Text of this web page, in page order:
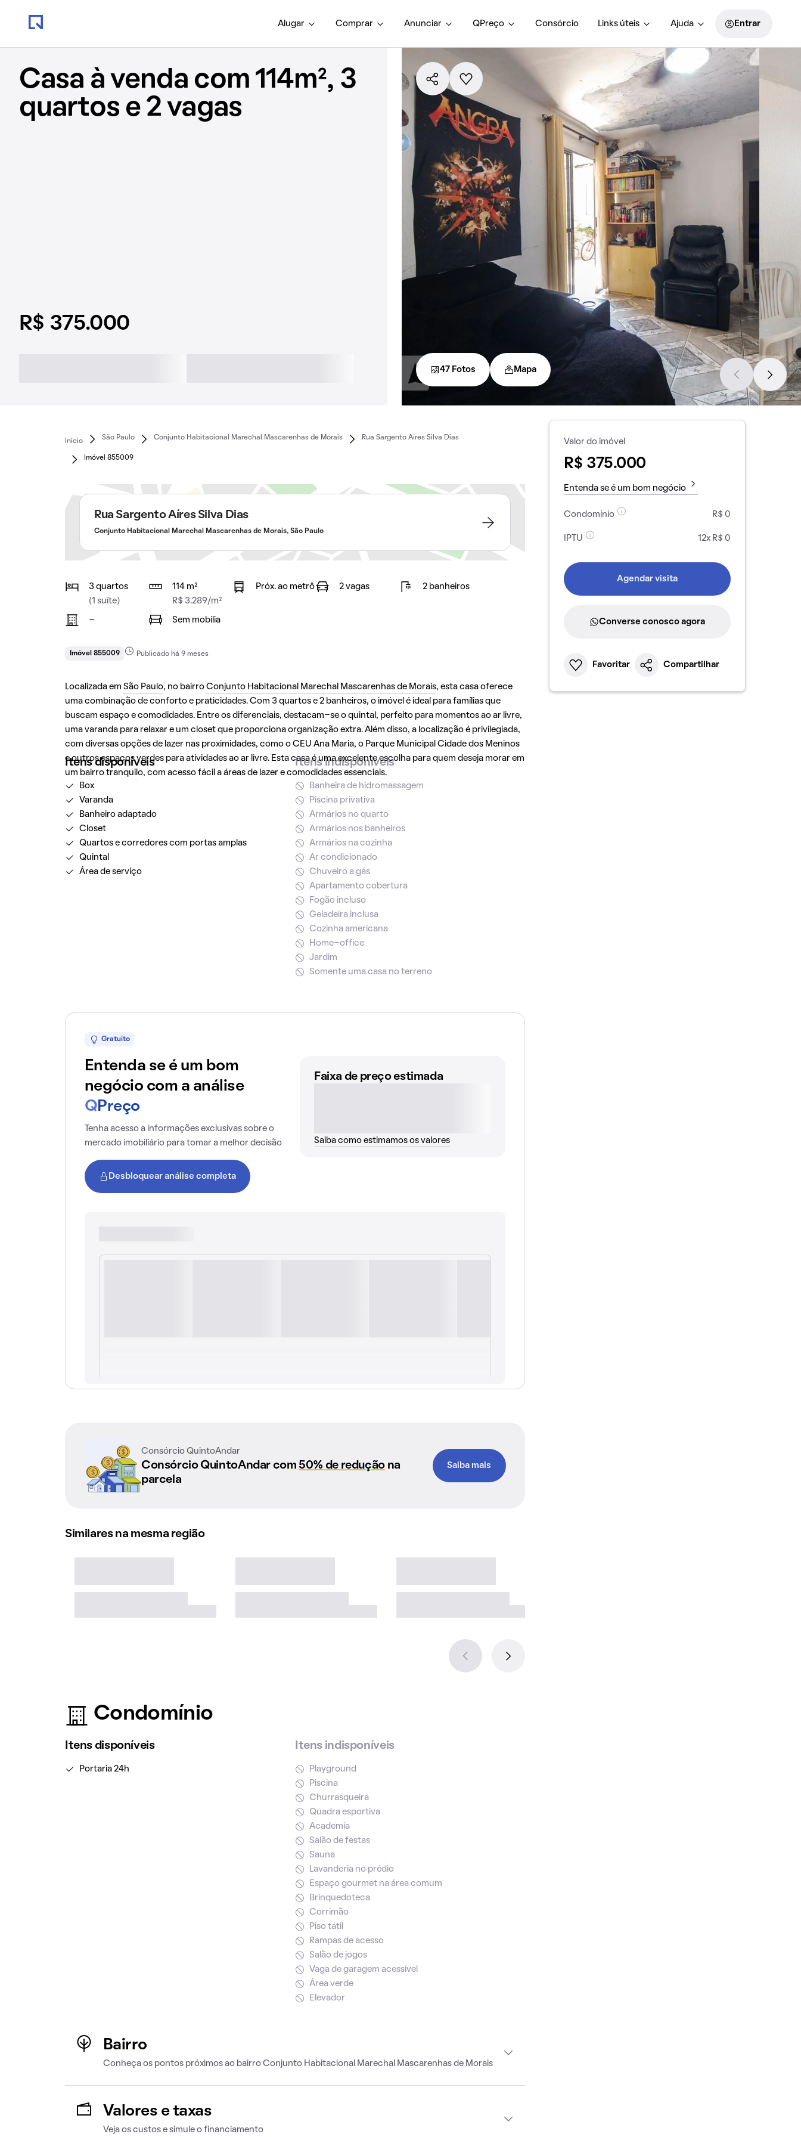
Alugar Comprar Anunciar QPreço Consórcio Links úteis Ajuda Entrar
Casa à venda com 114m², 3
quartos e 2 vagas
R$ 375.000
47 Fotos Mapa
Início
São Paulo Conjunto Habitacional Marechal Mascarenhas de Morais Rua Sargento Aíres Silva Dias
Imóvel 855009
Rua Sargento Aíres Silva Dias
Conjunto Habitacional Marechal Mascarenhas de Morais, São Paulo
3 quartos
(1 suíte)
114 m²
R$ 3.289/m²
Próx. ao metrô 2 vagas 2 banheiros
- Sem mobília
Imóvel 855009 Publicado há 9 meses
Localizada em São Paulo, no bairro Conjunto Habitacional Marechal Mascarenhas de Morais, esta casa oferece
uma combinação de conforto e praticidades. Com 3 quartos e 2 banheiros, o imóvel é ideal para famílias que
buscam espaço e comodidades. Entre os diferenciais, destacam-se o quintal, perfeito para momentos ao ar livre,
uma varanda para relaxar e um closet que proporciona organização extra. Além disso, a localização é privilegiada,
com diversas opções de lazer nas proximidades, como o CEU Ana Maria, o Parque Municipal Cidade dos Meninos
e outros espaços verdes para atividades ao ar livre. Esta casa é uma excelente escolha para quem deseja morar em
um bairro tranquilo, com acesso fácil a áreas de lazer e comodidades essenciais.
Itens disponíveis
Box
Varanda
Banheiro adaptado
Closet
Quartos e corredores com portas amplas
Quintal
Área de serviço
Itens indisponíveis
Banheira de hidromassagem
Piscina privativa
Armários no quarto
Armários nos banheiros
Armários na cozinha
Ar condicionado
Chuveiro a gás
Apartamento cobertura
Fogão incluso
Geladeira inclusa
Cozinha americana
Home-office
Jardim
Somente uma casa no terreno
Gratuito
Entenda se é um bom
negócio com a análise
Q Preço
Tenha acesso a informações exclusivas sobre o
mercado imobiliário para tomar a melhor decisão
Desbloquear análise completa
Faixa de preço estimada
Saiba como estimamos os valores
Consórcio QuintoAndar
Consórcio QuintoAndar com 50% de reduçãona
parcela
Saiba mais
Similares na mesma região
Condomínio
Itens disponíveis
Portaria 24h
Itens indisponíveis
Playground
Piscina
Churrasqueira
Quadra esportiva
Academia
Salão de festas
Sauna
Lavanderia no prédio
Espaço gourmet na área comum
Brinquedoteca
Corrimão
Piso tátil
Rampas de acesso
Salão de jogos
Vaga de garagem acessível
Área verde
Elevador
Bairro
Conheça os pontos próximos ao bairro Conjunto Habitacional Marechal Mascarenhas de Morais
Valores e taxas
Veja os custos e simule o financiamento
Valor do imóvel
R$ 375.000
Entenda se é um bom negócio
Condomínio R$ 0
IPTU 12x R$ 0
Agendar visita
Converse conosco agora
Favoritar Compartilhar